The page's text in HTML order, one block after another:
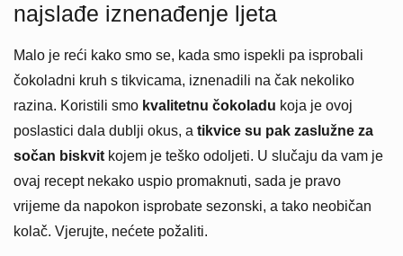
najslađe iznenađenje ljeta
Malo je reći kako smo se, kada smo ispekli pa isprobali
čokoladni kruh s tikvicama, iznenadili na čak nekoliko
razina. Koristili smo kvalitetnu čokoladu koja je ovoj
poslastici dala dublji okus, a tikvice su pak zaslužne za
sočan biskvit kojem je teško odoljeti. U slučaju da vam je
ovaj recept nekako uspio promaknuti, sada je pravo
vrijeme da napokon isprobate sezonski, a tako neobičan
kolač. Vjerujte, nećete požaliti.